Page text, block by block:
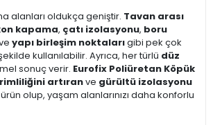
alanları oldukça geniştir. Tavan arası
kapama, çatı izolasyonu, boru
yapı birleşim noktalarıgibi pek çok
kullanılabilir. Ayrıca, her türlü düz
sonuç verir. Eurofix Poliüretan Köpük
artıranve gürültü izolasyonu
olup, yaşam alanlarınızı daha konforlu